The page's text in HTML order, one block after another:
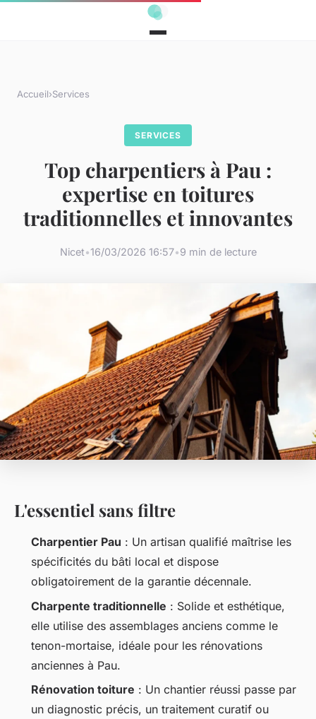
Accueil›Services
SERVICES
Top charpentiers à Pau :
expertise en toitures
traditionnelles et innovantes
Nicet•16/03/2026 16:57•9 min de lecture
L'essentiel sans filtre
Charpentier Pau : Un artisan qualifié maîtrise les
spécificités du bâti local et dispose
obligatoirement de la garantie décennale.
Charpente traditionnelle : Solide et esthétique,
elle utilise des assemblages anciens comme le
tenon-mortaise, idéale pour les rénovations
anciennes à Pau.
Rénovation toiture : Un chantier réussi passe par
un diagnostic précis, un traitement curatif ou